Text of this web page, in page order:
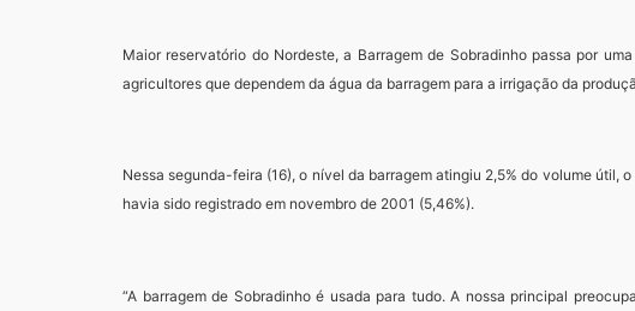
Maior reservatório do Nordeste, a Barragem de Sobradinho passa por
agricultores que dependem da água da barragem para a irrigação da
Nessa segunda-feira (16), o nível da barragem atingiu 2,5% do volume útil,
havia sido registrado em novembro de 2001 (5,46%).
“A barragem de Sobradinho é usada para tudo. A nossa principal